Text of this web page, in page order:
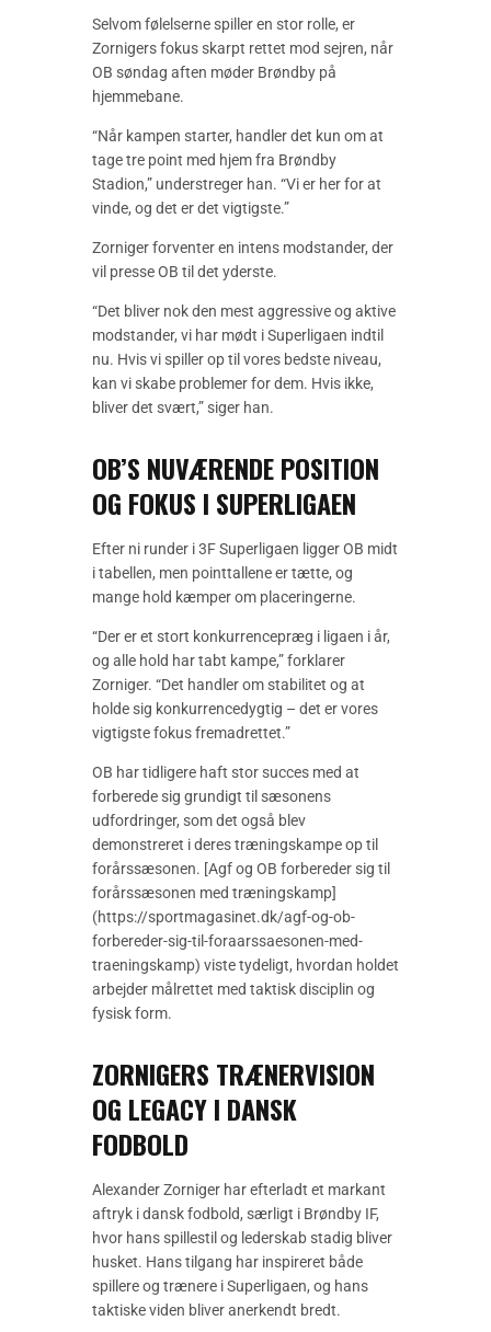
Selvom følelserne spiller en stor rolle, er
Zornigers fokus skarpt rettet mod sejren, når
OB søndag aften møder Brøndby på
hjemmebane.
“Når kampen starter, handler det kun om at
tage tre point med hjem fra Brøndby
Stadion,” understreger han. “Vi er her for at
vinde, og det er det vigtigste.”
Zorniger forventer en intens modstander, der
vil presse OB til det yderste.
“Det bliver nok den mest aggressive og aktive
modstander, vi har mødt i Superligaen indtil
nu. Hvis vi spiller op til vores bedste niveau,
kan vi skabe problemer for dem. Hvis ikke,
bliver det svært,” siger han.
OB’S NUVÆRENDE POSITION
OG FOKUS I SUPERLIGAEN
Efter ni runder i 3F Superligaen ligger OB midt
i tabellen, men pointtallene er tætte, og
mange hold kæmper om placeringerne.
“Der er et stort konkurrencepræg i ligaen i år,
og alle hold har tabt kampe,” forklarer
Zorniger. “Det handler om stabilitet og at
holde sig konkurrencedygtig – det er vores
vigtigste fokus fremadrettet.”
OB har tidligere haft stor succes med at
forberede sig grundigt til sæsonens
udfordringer, som det også blev
demonstreret i deres træningskampe op til
forårssæsonen. [Agf og OB forbereder sig til
forårssæsonen med træningskamp]
(https://sportmagasinet.dk/agf-og-ob-
forbereder-sig-til-foraarssaesonen-med-
traeningskamp) viste tydeligt, hvordan holdet
arbejder målrettet med taktisk disciplin og
fysisk form.
ZORNIGERS TRÆNERVISION
OG LEGACY I DANSK
FODBOLD
Alexander Zorniger har efterladt et markant
aftryk i dansk fodbold, særligt i Brøndby IF,
hvor hans spillestil og lederskab stadig bliver
husket. Hans tilgang har inspireret både
spillere og trænere i Superligaen, og hans
taktiske viden bliver anerkendt bredt.